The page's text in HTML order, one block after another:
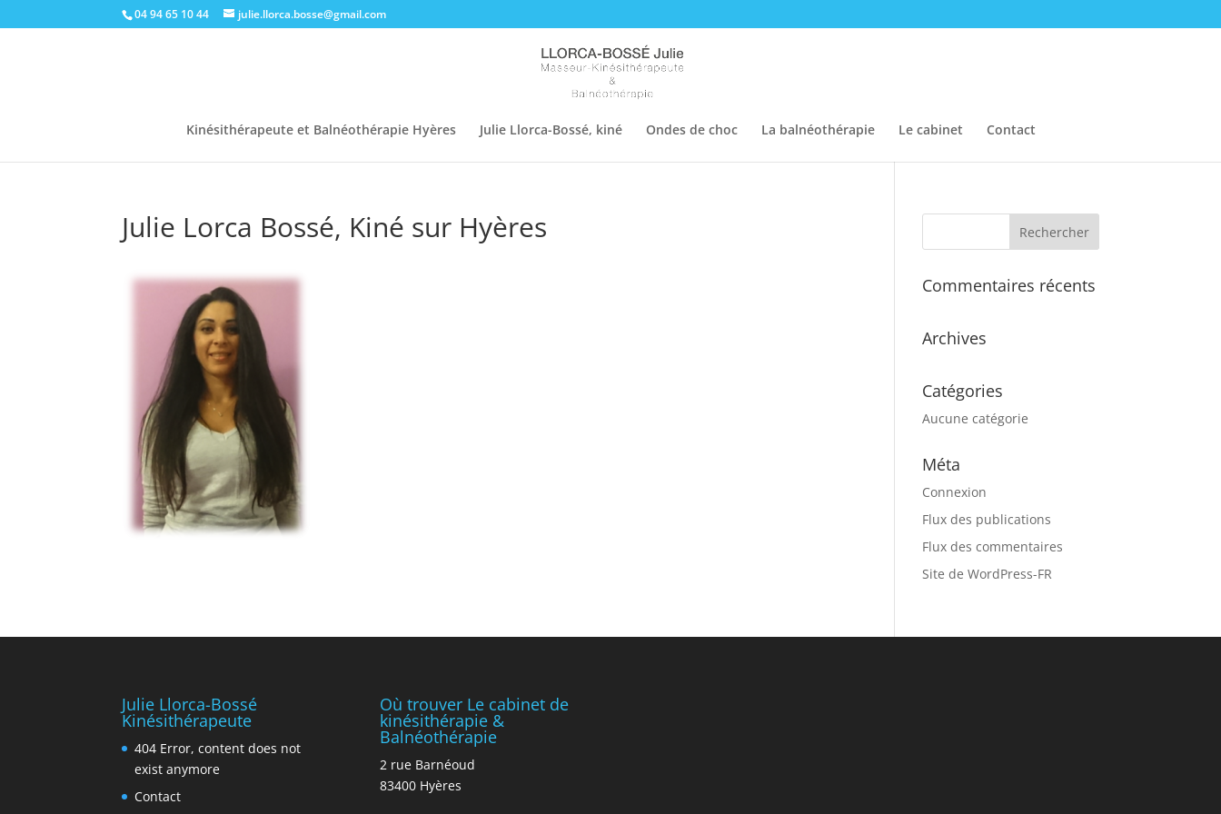
04 94 65 10 44 julie.llorca.bosse@gmail.com
Kinésithérapeute et Balnéothérapie Hyères Julie Llorca-Bossé, kiné Ondes de choc La balnéothérapie Le cabinet Contact
Julie Lorca Bossé, Kiné sur Hyères
Commentaires récents
Archives
Catégories
Aucune catégorie
Méta
Connexion
Flux des publications
Flux des commentaires
Site de WordPress-FR
Julie Llorca-Bossé
Kinésithérapeute
404 Error, content does not
exist anymore
Contact
Où trouver Le cabinet de
kinésithérapie &
Balnéothérapie
2 rue Barnéoud
83400 Hyères